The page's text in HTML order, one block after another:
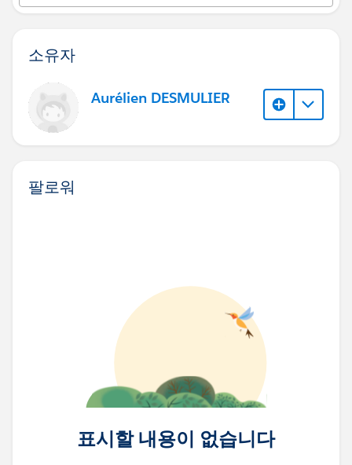
소유자
Aurélien DESMULIER
팔로워
표시할 내용이 없습니다